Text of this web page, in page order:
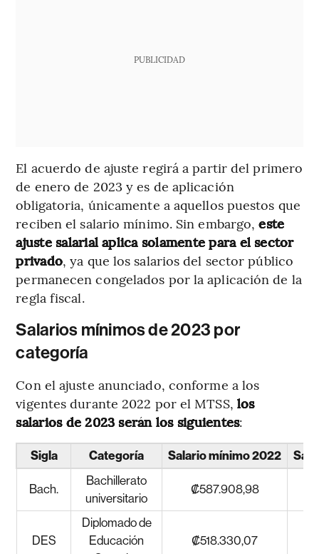
PUBLICIDAD
El acuerdo de ajuste regirá a partir del primero
de enero de 2023 y es de aplicación
obligatoria, únicamente a aquellos puestos que
reciben el salario mínimo. Sin embargo,este
ajuste salarial aplica solamente para el sector
privado, ya que los salarios del sector público
permanecen congelados por la aplicación de la
regla fiscal.
Salarios mínimos de 2023 por
categoría
Con el ajuste anunciado, conforme a los
vigentes durante 2022 por el MTSS, los
salarios de 2023 serán los siguientes:
Sigla Categoría Salario mínimo 2022
Bach.
Bachillerato
universitario
₡587.908,98
DES
Diplomado de
Educación
₡518.330,07